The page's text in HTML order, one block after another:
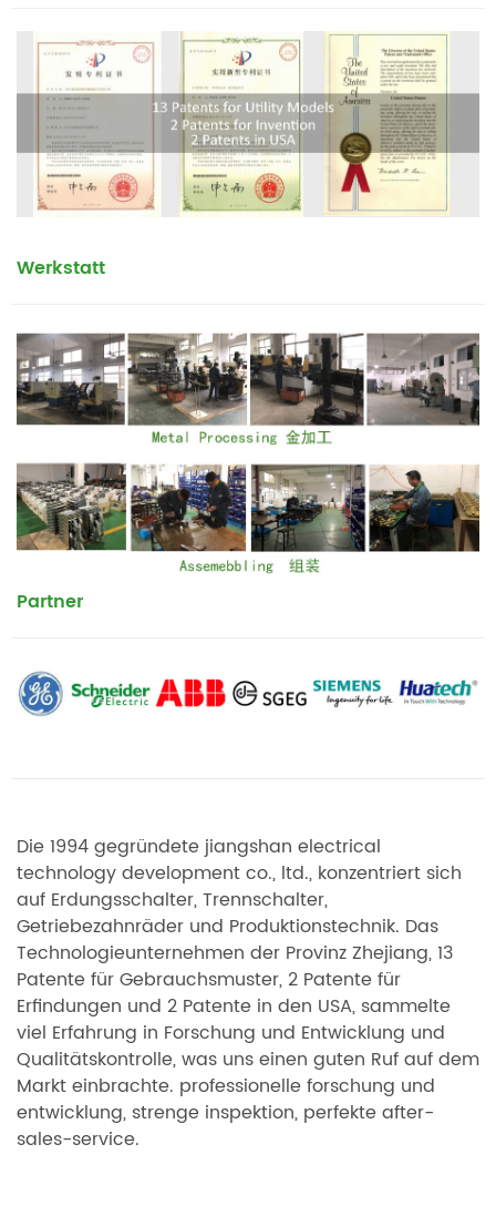
Werkstatt
Partner
Die 1994 gegründete jiangshan electrical
technology development co., ltd., konzentriert sich
auf Erdungsschalter, Trennschalter,
Getriebezahnräder und Produktionstechnik. Das
Technologieunternehmen der Provinz Zhejiang, 13
Patente für Gebrauchsmuster, 2 Patente für
Erfindungen und 2 Patente in den USA, sammelte
viel Erfahrung in Forschung und Entwicklung und
Qualitätskontrolle, was uns einen guten Ruf auf dem
Markt einbrachte. professionelle forschung und
entwicklung, strenge inspektion, perfekte after-
sales-service.